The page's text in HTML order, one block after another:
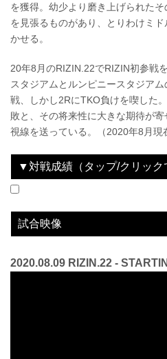
を獲得。幼少より磨き上げられた
を見張るものがあり、とりわけミ
かせる。
20年8月のRIZIN.22でRIZIN初参戦
スタジアムとルンピニースタジア
戦、しかし2RにTKO負けを喫した
敗と、その将来性に大きな期待が
視線を送っている。（2020年8月現
▼対戦成績（タップ/クリック
試合映像
2020.08.09 RIZIN.22 -